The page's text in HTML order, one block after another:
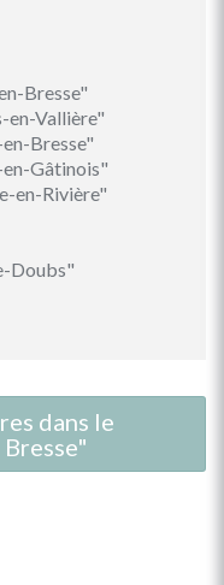
Bresse"
en-Vallière"
Bresse"
Gâtinois"
en-Rivière"
Doubs"
dans le